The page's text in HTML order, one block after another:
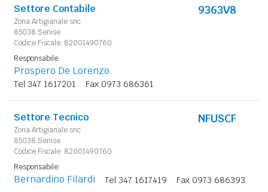
Settore Contabile
Zona Artigianale snc
85038 Senise
Codice Fiscale: 82001490760
9363V8
Responsabile:
Prospero De Lorenzo
Tel 347 1617201 Fax 0973 686361
Settore Tecnico
Zona Artigianale snc
85038 Senise
Codice Fiscale: 82001490760
NFUSCF
Responsabile:
Bernardino Filardi Tel 347 1617419 Fax 0973 686393